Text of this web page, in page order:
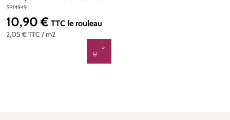
Création | Réf. SP14949
SP14949
2,05 €TTC / m2
Prix régulier :
10,90 € TTC le rouleau